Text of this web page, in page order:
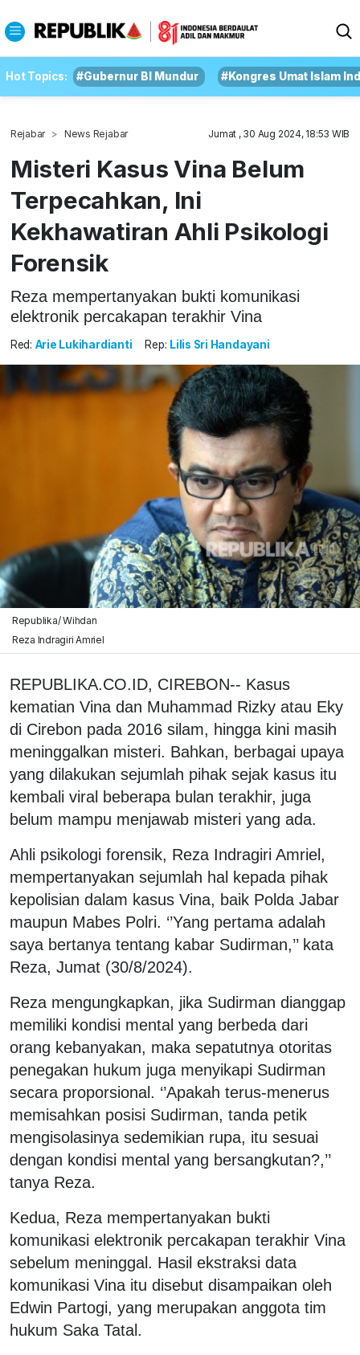
Hot Topics: #Gubernur BI Mundur #Kongres Umat Islam
Rejabar News Rejabar Jumat , 30 Aug 2024, 18:53 WIB
Misteri Kasus Vina Belum
Terpecahkan, Ini
Kekhawatiran Ahli Psikologi
Forensik
Reza mempertanyakan bukti komunikasi
elektronik percakapan terakhir Vina
Red: Arie Lukihardianti Rep: Lilis Sri Handayani
Republika/ Wihdan
Reza Indragiri Amriel
REPUBLIKA.CO.ID, CIREBON-- Kasus
kematian Vina dan Muhammad Rizky atau Eky
di Cirebon pada 2016 silam, hingga kini masih
meninggalkan misteri. Bahkan, berbagai upaya
yang dilakukan sejumlah pihak sejak kasus itu
kembali viral beberapa bulan terakhir, juga
belum mampu menjawab misteri yang ada.
Ahli psikologi forensik, Reza Indragiri Amriel,
mempertanyakan sejumlah hal kepada pihak
kepolisian dalam kasus Vina, baik Polda Jabar
maupun Mabes Polri. ‘’Yang pertama adalah
saya bertanya tentang kabar Sudirman,’’ kata
Reza, Jumat (30/8/2024).
Reza mengungkapkan, jika Sudirman dianggap
memiliki kondisi mental yang berbeda dari
orang kebanyakan, maka sepatutnya otoritas
penegakan hukum juga menyikapi Sudirman
secara proporsional. ‘’Apakah terus-menerus
memisahkan posisi Sudirman, tanda petik
mengisolasinya sedemikian rupa, itu sesuai
dengan kondisi mental yang bersangkutan?,’’
tanya Reza.
Kedua, Reza mempertanyakan bukti
komunikasi elektronik percakapan terakhir Vina
sebelum meninggal. Hasil ekstraksi data
komunikasi Vina itu disebut disampaikan oleh
Edwin Partogi, yang merupakan anggota tim
hukum Saka Tatal.